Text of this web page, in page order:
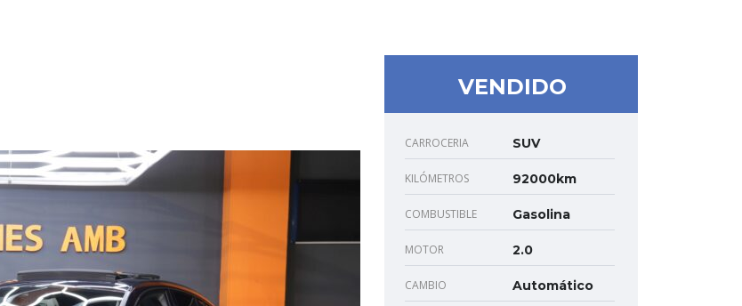
VENDIDO
CARROCERIA SUV
KILÓMETROS 92000km
COMBUSTIBLE Gasolina
MOTOR 2.0
CAMBIO Automático